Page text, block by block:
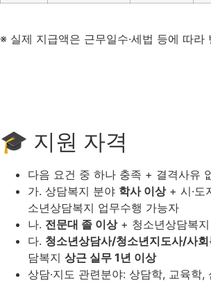
※ 실제 지급액은 근무일수·세법 등에 따라
🎓 지원 자격
다음 요건 중 하나 충족 + 결격사유
가. 상담복지 분야 학사 이상+ 시·도
소년상담복지 업무수행 가능자
나. 전문대 졸 이상+ 청소년상담복지
다. 청소년상담사/청소년지도사/사
담복지 상근 실무 1년 이상
상담·지도 관련분야: 상담학, 교육학,